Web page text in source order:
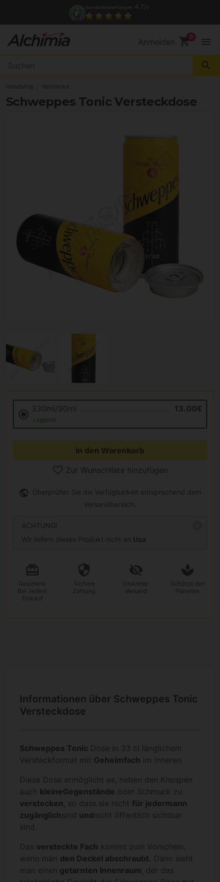
Anmelden shopping_cart menu
search
Headshop Verstecke
Schweppes Tonic Versteckdose
330ml/90ml 13.00€
Lagernd
In den Warenkorb
Zur Wunschliste hinzufügen
Überprüfen Sie die Verfügbarkeit entsprechend dem
Versandbereich.
ACHTUNG!
Wir liefern dieses Produkt nicht an Usa
Geschenk
Bei Jedem
Einkauf
Sichere
Zahlung
Diskreter
Versand
Schütze den
Planeten
Informationen über Schweppes Tonic
Versteckdose
Schweppes Tonic Dose in 33 cl länglichem
Versteckformat mit Geheimfach im Inneren.
Diese Dose ermöglicht es, neben den Knospen
auch kleineGegenstände oder Schmuck zu
verstecken, so dass sie nicht für jedermann
zugänglichsind und nicht öffentlich sichtbar
sind.
Das versteckte Fach kommt zum Vorschein,
wenn man den Deckel abschraubt. Dann sieht
man einen getarnten Innenraum , der das